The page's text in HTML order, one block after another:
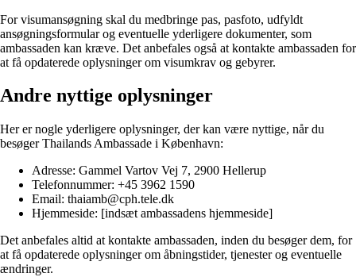
For visumansøgning skal du medbringe pas, pasfoto, udfyldt
ansøgningsformular og eventuelle yderligere dokumenter, som
ambassaden kan kræve. Det anbefales også at kontakte ambassaden for
at få opdaterede oplysninger om visumkrav og gebyrer.
Andre nyttige oplysninger
Her er nogle yderligere oplysninger, der kan være nyttige, når du
besøger Thailands Ambassade i København:
Adresse: Gammel Vartov Vej 7, 2900 Hellerup
Telefonnummer: +45 3962 1590
Email: thaiamb@cph.tele.dk
Hjemmeside: [indsæt ambassadens hjemmeside]
Det anbefales altid at kontakte ambassaden, inden du besøger dem, for
at få opdaterede oplysninger om åbningstider, tjenester og eventuelle
ændringer.